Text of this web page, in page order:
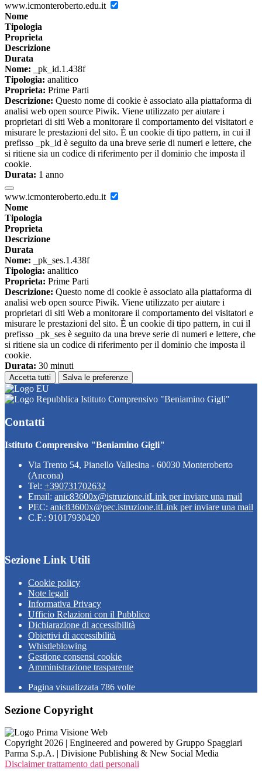
www.icmonteroberto.edu.it
Nome
Tipologia
Proprieta
Descrizione
Durata
Nome: _pk_id.1.438f
Tipologia: analitico
Proprieta: Prime Parti
Descrizione: Questo nome di cookie è associato alla piattaforma di
analisi web open source Piwik. Viene utilizzato per aiutare i
proprietari di siti Web a monitorare il comportamento dei visitatori e
misurare le prestazioni del sito. È un cookie di tipo pattern, in cui il
prefisso _pk_id è seguito da una breve serie di numeri e lettere, che
si ritiene sia un codice di riferimento per il dominio che imposta il
cookie.
Durata: 1 anno
www.icmonteroberto.edu.it
Nome
Tipologia
Proprieta
Descrizione
Durata
Nome: _pk_ses.1.438f
Tipologia: analitico
Proprieta: Prime Parti
Descrizione: Questo nome di cookie è associato alla piattaforma di
analisi web open source Piwik. Viene utilizzato per aiutare i
proprietari di siti Web a monitorare il comportamento dei visitatori e
misurare le prestazioni del sito. È un cookie di tipo pattern, in cui il
prefisso _pk_ses è seguito da una breve serie di numeri e lettere, che
si ritiene sia un codice di riferimento per il dominio che imposta il
cookie.
Durata: 30 minuti
Accetta tutti Salva le preferenze
Istituto Comprensivo "Beniamino Gigli"
Contatti
Istituto Comprensivo "Beniamino Gigli"
Via Trento 54, Pianello Vallesina - 60030 Monteroberto
(Ancona)
Tel: +390731702632
Email: anic83600x@istruzione.itLink per inviare una mail
PEC: anic83600x@pec.istruzione.itLink per inviare una mail
C.F.: 91017930420
Sezione Link Utili
Cookie policy
Note legali
Informativa Privacy
Ufficio Relazioni con il Pubblico
Dichiarazione di accessibilità
Obiettivi di accessibilità
Whistleblowing
Gestione consensi cookie
Amministrazione trasparente
Pagina visualizzata 786 volte
Sezione Copyright
Copyright 2026 | Engineered and powered by Gruppo Spaggiari
Parma S.p.A. | Divisione Publishing & New Social Media
Disclaimer trattamento dati personali